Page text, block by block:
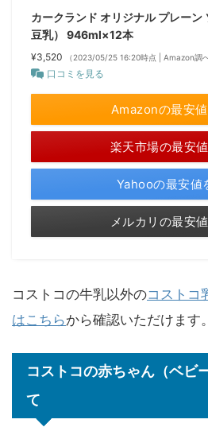
カークランド オリジナル プレーン
豆乳） 946ml×12本
¥3,520 （2023/05/25 16:20時点 | Amazon調べ
口コミを見る
Amazonの最安
楽天市場の最安
Yahooの最安値
メルカリの最安
コストコの牛乳以外のコストコ
はこちらから確認いただけます。
コストコの赤ちゃん（ベビ
て